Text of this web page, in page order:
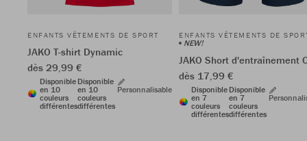
ENFANTS VÊTEMENTS DE SPORT
JAKO T-shirt Dynamic
dès 29,99 €
Disponible
en 10
couleurs
différentes
Disponible
en 10
couleurs
différentes
Personnalisable
ENFANTS VÊTEMENTS DE
NEW!
JAKO Short d'entraînement
dès 17,99 €
Disponible
en 7
couleurs
différentes
Disponible
en 7
couleurs
différentes